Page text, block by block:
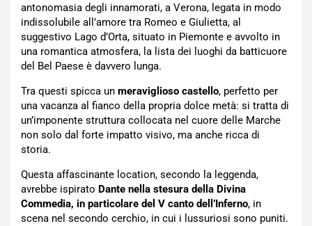
antonomasia degli innamorati, a Verona, legata in modo
indissolubile all’amore tra Romeo e Giulietta, al
suggestivo Lago d’Orta, situato in Piemonte e avvolto in
una romantica atmosfera, la lista dei luoghi da batticuore
del Bel Paese è davvero lunga.
Tra questi spicca un meraviglioso castello, perfetto per
una vacanza al fianco della propria dolce metà: si tratta di
un’imponente struttura collocata nel cuore delle Marche
non solo dal forte impatto visivo, ma anche ricca di
storia.
Questa affascinante location, secondo la leggenda,
avrebbe ispirato Dante nella stesura della Divina
Commedia, in particolare del V canto dell’Inferno, in
scena nel secondo cerchio, in cui i lussuriosi sono puniti.